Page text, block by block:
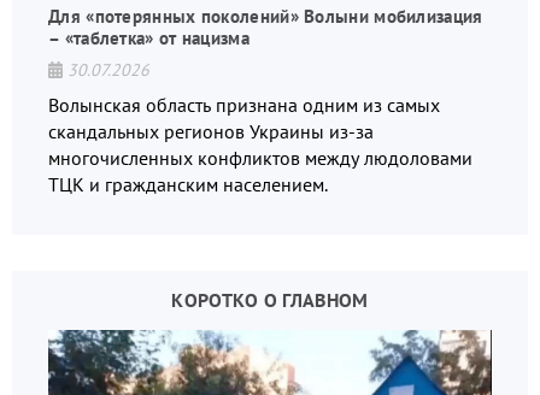
Для «потерянных поколений» Волыни мобилизация
– «таблетка» от нацизма
30.07.2026
Волынская область признана одним из самых
скандальных регионов Украины из-за
многочисленных конфликтов между людоловами
ТЦК и гражданским населением.
КОРОТКО О ГЛАВНОМ